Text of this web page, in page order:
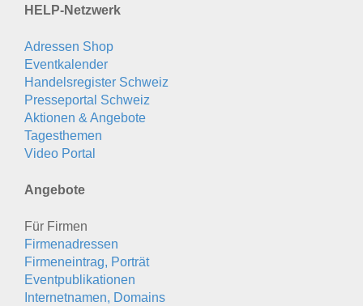
HELP-Netzwerk
Adressen Shop
Eventkalender
Handelsregister Schweiz
Presseportal Schweiz
Aktionen & Angebote
Tagesthemen
Video Portal
Angebote
Für Firmen
Firmenadressen
Firmeneintrag, Porträt
Eventpublikationen
Internetnamen, Domains